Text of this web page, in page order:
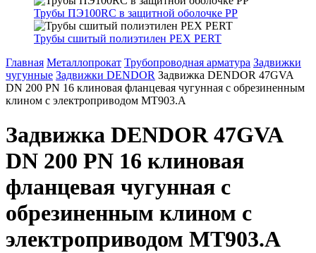
Трубы ПЭ100RC в защитной оболочке PP
Трубы сшитый полиэтилен PEX PERT
Главная Металлопрокат Трубопроводная арматура Задвижки
чугунные Задвижки DENDOR Задвижка DENDOR 47GVA
DN 200 PN 16 клиновая фланцевая чугунная с обрезиненным
клином с электроприводом МТ903.А
Задвижка DENDOR 47GVA
DN 200 PN 16 клиновая
фланцевая чугунная с
обрезиненным клином с
электроприводом МТ903.А